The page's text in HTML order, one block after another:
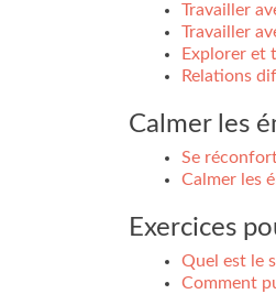
Travailler
Travailler
Explorer et
Relations
Calmer les
Se
Calmer les
Exercices
Quel est le
Comment